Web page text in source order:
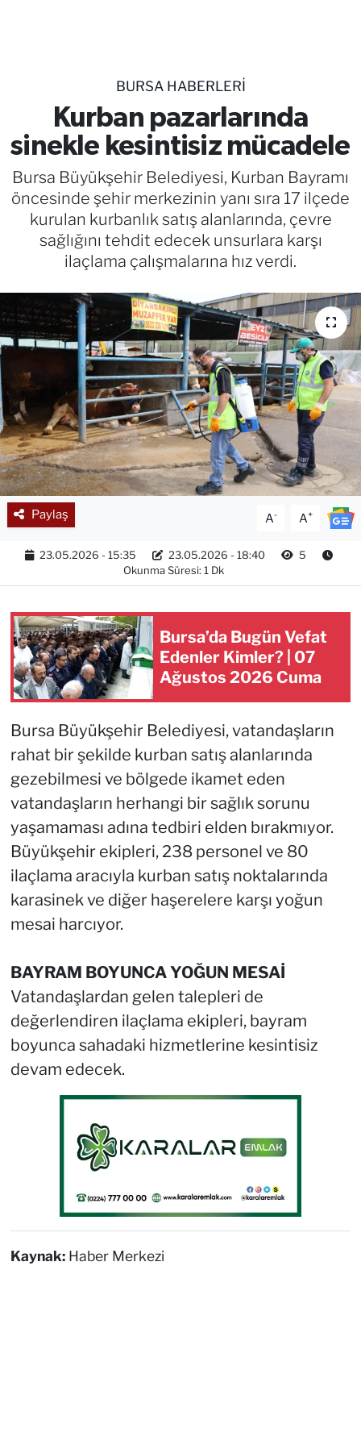
BURSA HABERLERİ
Kurban pazarlarında
sinekle kesintisiz mücadele
Bursa Büyükşehir Belediyesi, Kurban Bayramı
öncesinde şehir merkezinin yanı sıra 17 ilçede
kurulan kurbanlık satış alanlarında, çevre
sağlığını tehdit edecek unsurlara karşı
ilaçlama çalışmalarına hız verdi.
Paylaş A- A+
23.05.2026 - 15:35 23.05.2026 - 18:40
5
Okunma Süresi: 1 Dk
Bursa’da Bugün Vefat
Edenler Kimler? | 07
Ağustos 2026 Cuma
Bursa Büyükşehir Belediyesi, vatandaşların
rahat bir şekilde kurban satış alanlarında
gezebilmesi ve bölgede ikamet eden
vatandaşların herhangi bir sağlık sorunu
yaşamaması adına tedbiri elden bırakmıyor.
Büyükşehir ekipleri, 238 personel ve 80
ilaçlama aracıyla kurban satış noktalarında
karasinek ve diğer haşerelere karşı yoğun
mesai harcıyor.
BAYRAM BOYUNCA YOĞUN MESAİ
Vatandaşlardan gelen talepleri de
değerlendiren ilaçlama ekipleri, bayram
boyunca sahadaki hizmetlerine kesintisiz
devam edecek.
Kaynak: Haber Merkezi
RESMİ İLANLAR
Gencsesfm Canlı Dinle